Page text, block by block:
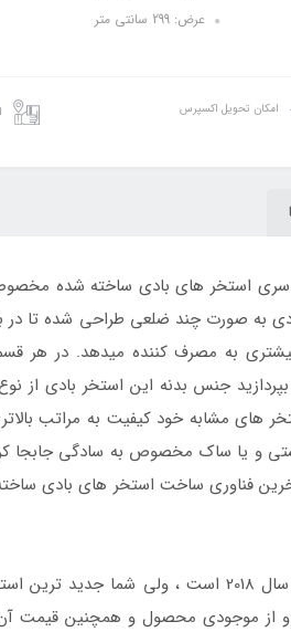
عرض: 299 سانتی متر
امکان تحویل اکسپرس
جدید از سری استخر های بادی ساخته
به صورت چند ضلعی طراحی شده تا
به مصرف کننده میدهد. در هر
های مشابه خود کیفیت به مراتب
کوله پشتی و یا ساک مخصوص به سادگی
فناوری ساخت استخر های بادی
اگرچه در نام این محصول ذکر شده است که استخر
و از موجودی محصول و همچنین قیمت